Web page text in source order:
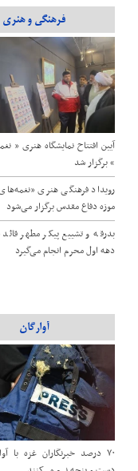
فرهنگی و هنری
آیین افتتاح نمایشگاه هنری «
» برگزار شد
رویداد فرهنگی هنری
موزه دفاع مقدس برگزار می‌شود
بدرقه و تشییع پیکر مطهر
دهه اول محرم انجام می‌گیرد
آوارگان
۷۰ درصد خبرنگاران غزه با